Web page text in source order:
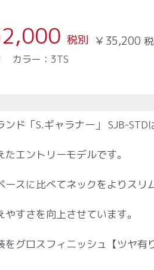
税別 ￥35,200
カラー：3TS
ド「S.ギャラナー」 SJB-STD
エントリーモデルです。
スに比べてネックをよりスリ
すさを向上させています。
をグロスフィニッシュ【ツヤ有